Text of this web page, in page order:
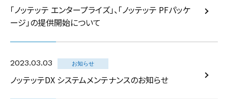
「ノッテッテ エンタープライズ」、「ノッテッテ PFパッケ
ージ」の提供開始について
2023.03.03 お知らせ
ノッテッテDX システムメンテナンスのお知らせ